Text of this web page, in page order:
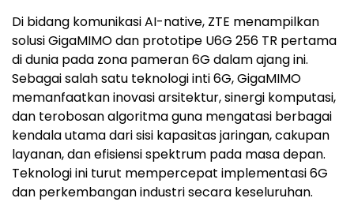
Di bidang komunikasi AI-native, ZTE menampilkan
solusi GigaMIMO dan prototipe U6G 256 TR pertama
di dunia pada zona pameran 6G dalam ajang ini.
Sebagai salah satu teknologi inti 6G, GigaMIMO
memanfaatkan inovasi arsitektur, sinergi komputasi,
dan terobosan algoritma guna mengatasi berbagai
kendala utama dari sisi kapasitas jaringan, cakupan
layanan, dan efisiensi spektrum pada masa depan.
Teknologi ini turut mempercepat implementasi 6G
dan perkembangan industri secara keseluruhan.